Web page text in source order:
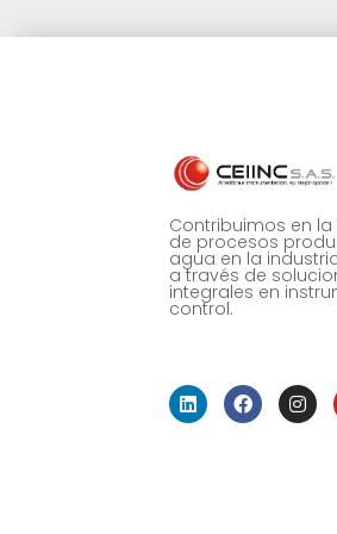
Contribuimos en
de procesos
agua en la
a través de
integrales en
control.